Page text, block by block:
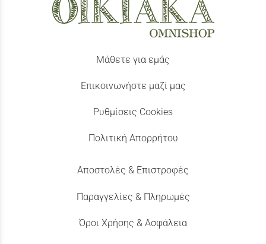
Μάθετε για εμάς
Επικοινωνήστε μαζί μας
Ρυθμίσεις Cookies
Πολιτική Απορρήτου
Αποστολές & Επιστροφές
Παραγγελίες & Πληρωμές
Όροι Χρήσης & Ασφάλεια